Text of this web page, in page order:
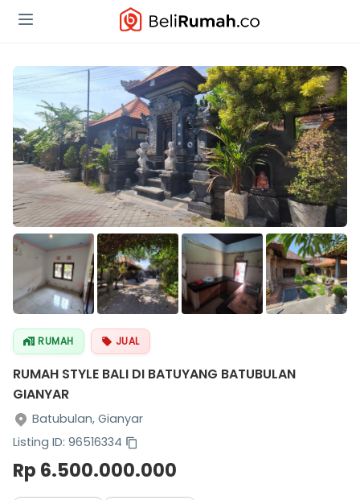
RUMAH JUAL
RUMAH STYLE BALI DI BATUYANG BATUBULAN
GIANYAR
Batubulan, Gianyar
Listing ID: 96516334
Rp 6.500.000.000